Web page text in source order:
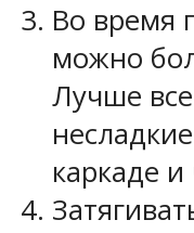
Во время
можно
Лучше
каркаде